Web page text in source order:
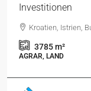
Investitionen
Kroatien, Istrien,
3785m²
AGRAR, LAND